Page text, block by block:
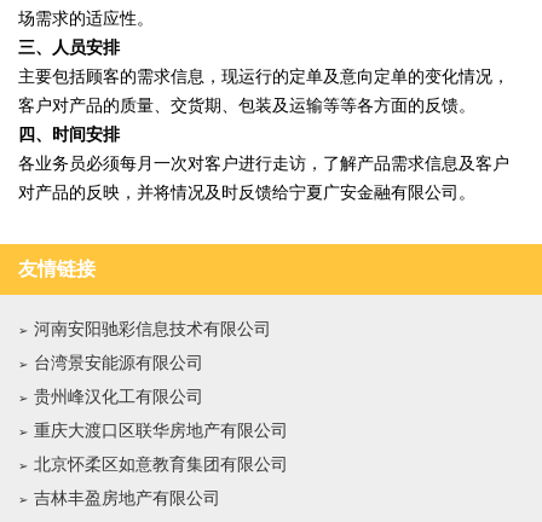
场需求的适应性。
三、人员安排
主要包括顾客的需求信息，现运行的定单及意向定单的变化情况，
客户对产品的质量、交货期、包装及运输等等各方面的反馈。
四、时间安排
各业务员必须每月一次对客户进行走访，了解产品需求信息及客户
对产品的反映，并将情况及时反馈给宁夏广安金融有限公司。
友情链接
河南安阳驰彩信息技术有限公司
台湾景安能源有限公司
贵州峰汉化工有限公司
重庆大渡口区联华房地产有限公司
北京怀柔区如意教育集团有限公司
吉林丰盈房地产有限公司